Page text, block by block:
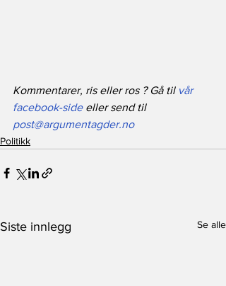
Kommentarer, ris eller ros ? Gå til vår
facebook-side eller send til
post@argumentagder.no
Politikk
Siste innlegg Se alle